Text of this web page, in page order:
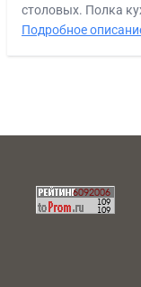
столовых. Полка
Подробное